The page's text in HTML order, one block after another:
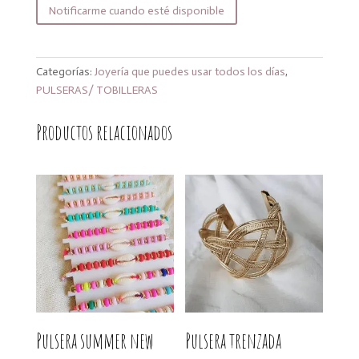
Notificarme cuando esté disponible
Categorías: Joyería que puedes usar todos los días,
PULSERAS/ TOBILLERAS
Productos relacionados
Pulsera summer new Pulsera trenzada